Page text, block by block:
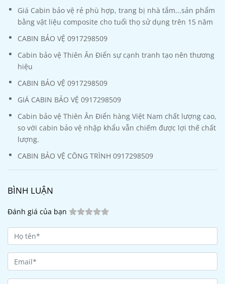
Giá Cabin bảo vệ rẻ phù hợp, trang bị nhà tắm...sản phẩm
bằng vật liệu composite cho tuổi thọ sử dụng trên 15 năm
CABIN BẢO VỆ 0917298509
Cabin bảo vệ Thiên Ân Điển sự cạnh tranh tạo nên thương
hiệu
CABIN BẢO VỆ 0917298509
GIÁ CABIN BẢO VỆ 0917298509
Cabin bảo vệ Thiên Ân Điển hàng Việt Nam chất lượng cao,
so với cabin bảo vệ nhập khẩu vẫn chiếm được lợi thế chất
lượng.
CABIN BẢO VỆ CÔNG TRÌNH 0917298509
BÌNH LUẬN
Đánh giá của bạn